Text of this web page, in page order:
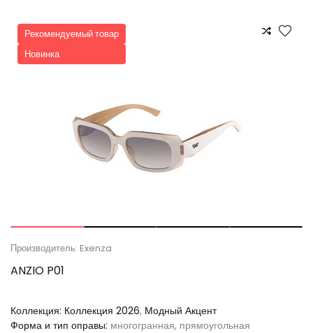
Рекомендуемый товар
Новинка
Производитель: Exenza
ANZIO P01
Коллекция: Коллекция 2026, Модный Акцент
Форма и тип оправы: многогранная, прямоугольная